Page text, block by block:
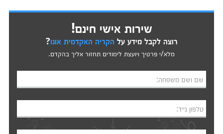
שירות אישי חינם!
רוצה לקבל מידע על הקריה האקדמית אונו?
מלא/י פרטיך ויועצת לימודים תחזור אליך בהקדם.
שם ושם משפחה:
טלפון נייד: